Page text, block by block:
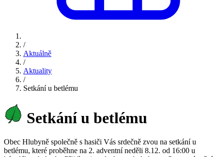
/
Aktuálně
/
Aktuality
/
Setkání u betlému
Setkání u betlému
Obec Hlubyně společně s hasiči Vás srdečně zvou na setkání u
betlému, které proběhne na 2. adventní neděli 8.12. od 16:00 u